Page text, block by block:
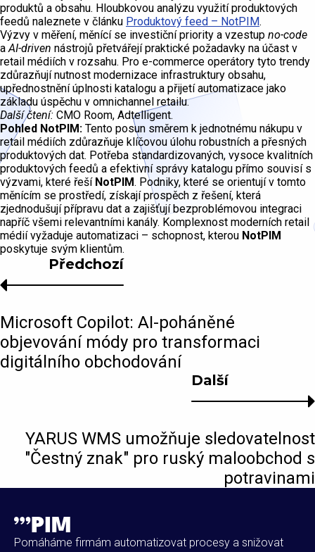
produktů a obsahu. Hloubkovou analýzu využití produktových
feedů naleznete v článku Produktový feed – NotPIM.
Výzvy v měření, měnící se investiční priority a vzestup no-code
aAI-driven nástrojů přetvářejí praktické požadavky na účast v
retail médiích v rozsahu. Pro e-commerce operátory tyto trendy
zdůrazňují nutnost modernizace infrastruktury obsahu,
upřednostnění úplnosti katalogu a přijetí automatizace jako
základu úspěchu v omnichannel retailu.
Další čtení: CMO Room, Adtelligent.
Pohled NotPIM: Tento posun směrem k jednotnému nákupu v
retail médiích zdůrazňuje klíčovou úlohu robustních a přesných
produktových dat. Potřeba standardizovaných, vysoce kvalitních
produktových feedů a efektivní správy katalogu přímo souvisí s
výzvami, které řeší NotPIM. Podniky, které se orientují v tomto
měnícím se prostředí, získají prospěch z řešení, která
zjednodušují přípravu dat a zajišťují bezproblémovou integraci
napříč všemi relevantními kanály. Komplexnost moderních retail
médií vyžaduje automatizaci – schopnost, kterou NotPIM
poskytuje svým klientům.
Další
YARUS WMS umožňuje sledovatelnost
"Čestný znak" pro ruský maloobchod s
potravinami
Předchozí
Microsoft Copilot: AI-poháněné
objevování módy pro transformaci
digitálního obchodování
Pomáháme firmám automatizovat procesy a snižovat